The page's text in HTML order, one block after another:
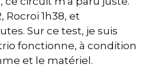
Rocroi 1h38, et
Sur ce test, je suis
fonctionne, à condition
et le matériel.